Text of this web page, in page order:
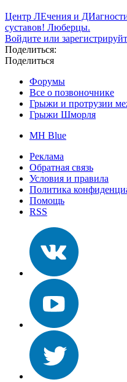
Центр ЛЕчения и
суставов! Люберцы.
Войдите или
Поделиться:
Поделиться
Форумы
Все о позвоночнике
Грыжи и протрузии
Грыжи Шморля
MH Blue
Реклама
Обратная связь
Условия и правила
Политика
Помощь
RSS